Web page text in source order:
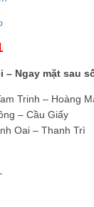
Ngay mặt sau
Trinh – Hoàng
– Cầu Giấy
Oai – Thanh Trì